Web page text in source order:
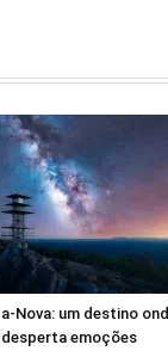
Nova: um destino
emoções